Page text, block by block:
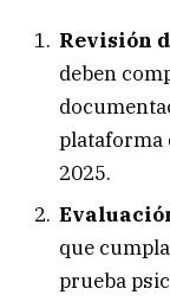
Revisión
deben
plataforma
2025.
que
prueba